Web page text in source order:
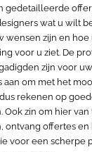
gedetailleerde
wat u wilt
wensen zijn en
voor u ziet. De
zijn voor
aan om met het
rekenen op
Ook zin om hier
ontvang offertes en
voor een scherpe